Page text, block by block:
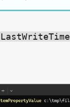
LastWriteTime